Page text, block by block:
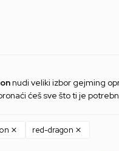
nudi veliki izbor gejming
ćeš sve što ti je
red-dragon